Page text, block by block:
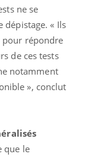
ne se
dépistage. « Ils
pour répondre
de ces tests
notamment
», conclut
que le